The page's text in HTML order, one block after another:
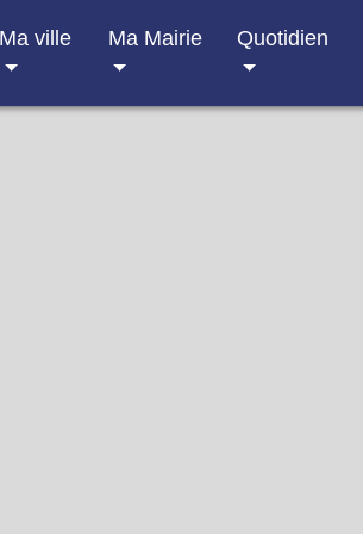
Ma ville Ma Mairie Quotidien